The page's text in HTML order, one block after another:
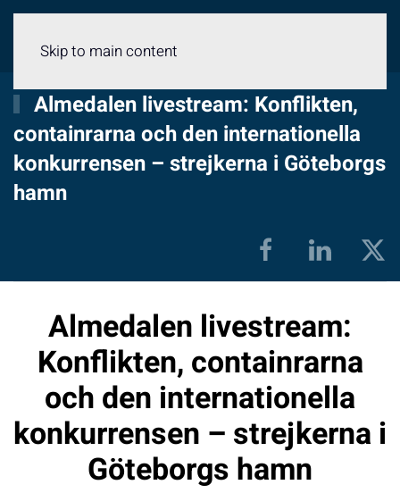
Skip to main content
Almedalen livestream: Konflikten,
containrarna och den internationella
konkurrensen – strejkerna i Göteborgs
hamn
Almedalen livestream:
Konflikten, containrarna
och den internationella
konkurrensen – strejkerna i
Göteborgs hamn